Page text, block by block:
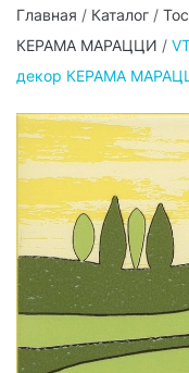
Главная / Каталог /
КЕРАМА МАРАЦЦИ /
декор КЕРАМА